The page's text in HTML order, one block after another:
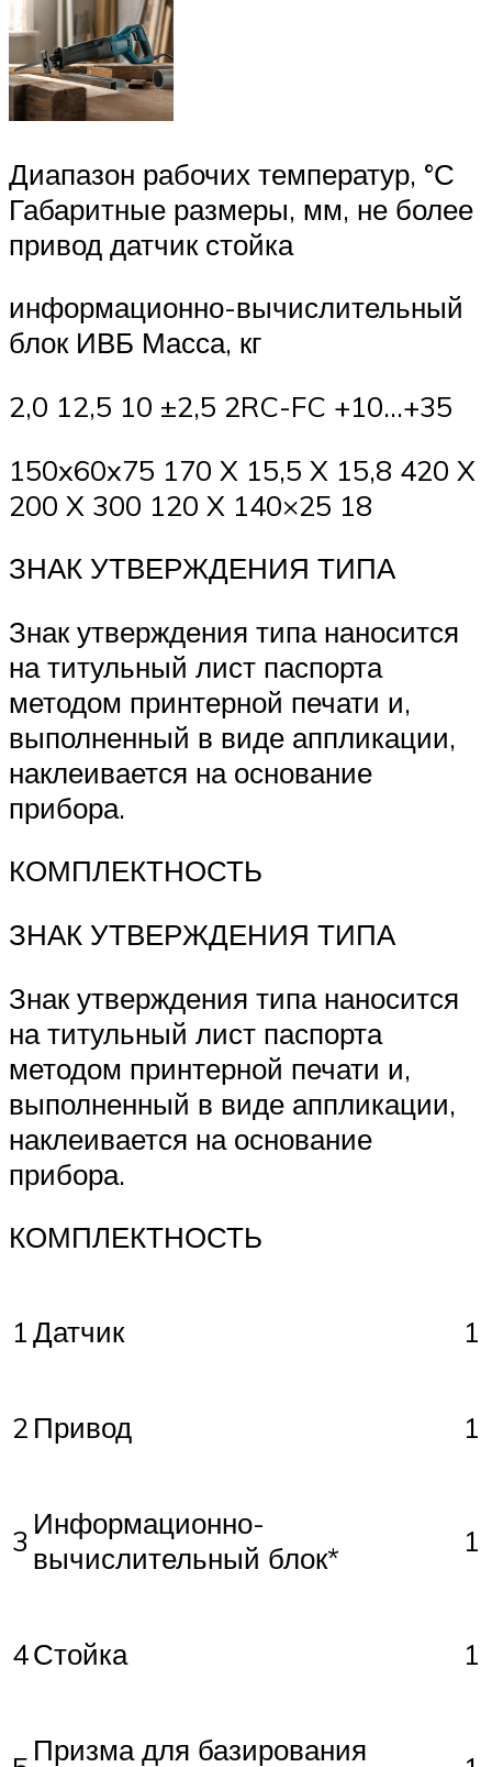
Диапазон рабочих температур, °С
Габаритные размеры, мм, не более
привод датчик стойка
информационно-вычислительный
блок ИВБ Масса, кг
2,0 12,5 10 ±2,5 2RC-FC +10…+35
150x60x75 170 X 15,5 X 15,8 420 X
200 X 300 120 X 140×25 18
ЗНАК УТВЕРЖДЕНИЯ ТИПА
Знак утверждения типа наносится
на титульный лист паспорта
методом принтерной печати и,
выполненный в виде аппликации,
наклеивается на основание
прибора.
КОМПЛЕКТНОСТЬ
ЗНАК УТВЕРЖДЕНИЯ ТИПА
Знак утверждения типа наносится
на титульный лист паспорта
методом принтерной печати и,
выполненный в виде аппликации,
наклеивается на основание
прибора.
КОМПЛЕКТНОСТЬ
1Датчик 1
2 Привод 1
3 Информационно-
вычислительный блок*
1
4Стойка 1
Призма для базирования